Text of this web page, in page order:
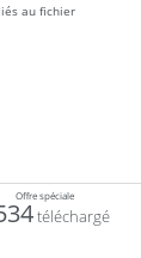
au fichier
Offre spéciale
téléchargé